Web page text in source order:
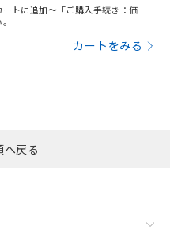
トに追加～「ご購入手続き：価
カートをみる
へ戻る